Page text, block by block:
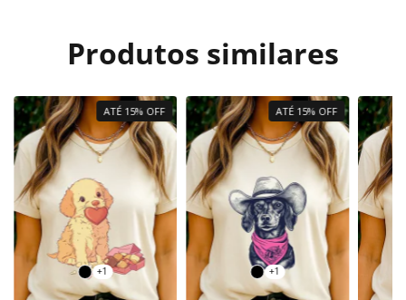
Produtos similares
ATÉ 15% OFF
+1
ATÉ 15% OFF
+1